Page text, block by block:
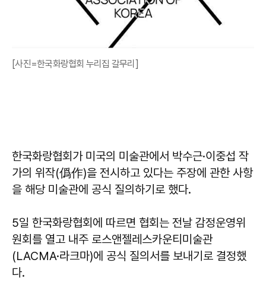
[사진=한국화랑협회 누리집 갈무리]
한국화랑협회가 미국의 미술관에서 박수근·이중섭 작
가의 위작(僞作)을 전시하고 있다는 주장에 관한 사항
을 해당 미술관에 공식 질의하기로 했다.
5일 한국화랑협회에 따르면 협회는 전날 감정운영위
원회를 열고 내주 로스앤젤레스카운티미술관
(LACMA·라크마)에 공식 질의서를 보내기로 결정했
다.